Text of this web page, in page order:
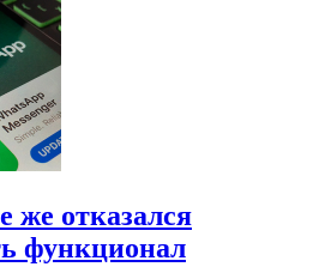
же отказался
функционал